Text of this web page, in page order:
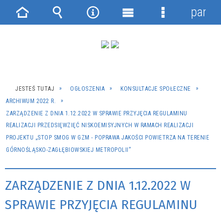
JESTEŚ TUTAJ OGŁOSZENIA
KONSULTACJE SPOŁECZNE
ARCHIWUM 2022 R.
ZARZĄDZENIE Z DNIA 1.12.2022 W SPRAWIE PRZYJĘCIA REGULAMINU
REALIZACJI PRZEDSIĘWZIĘĆ NISKOEMISYJNYCH W RAMACH REALIZACJI
PROJEKTU „STOP SMOG W GZM - POPRAWA JAKOŚCI POWIETRZA NA TERENIE
GÓRNOŚLĄSKO-ZAGŁĘBIOWSKIEJ METROPOLII”
ZARZĄDZENIE Z DNIA 1.12.2022 W
SPRAWIE PRZYJĘCIA REGULAMINU
Strona Wyszukiwarka
NarzędziaMenu
Menu
panel